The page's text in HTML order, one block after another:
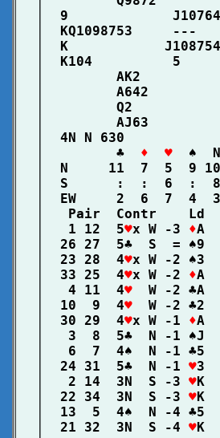
│  9
│  KQ1098753
│  K
│  K104          5
│         AK2
│         A642
│         Q2
│         AJ63
│  4N N 630
│         ♣ ♦  ♥
♠
│  N     11  7  5
│  S      :  :  6  :
│  EW     2  6
│   Pair  Contr
│   1 12  5♥x W -3 ♦A
│  26 27  5♣  S  =
│  23 28  4♥x W -2
│  33 25  4♥x W -2 ♦A
│   4 11  4♥
W -2 ♣A
│  10  9  4♥
W -2 ♣2
│  30 29  4♥x W -1 ♦A
│   3  8  5♣  N -1 ♠J
│   6  7  4♠  N -1 ♣5
│  24 31  5♣  N -1 ♥3
│   2 14  3N  S -3 ♥K
│  22 34  3N  S -3 ♥K
│  13  5  4♠  N -4
│  21 32  3N  S -4 ♥K